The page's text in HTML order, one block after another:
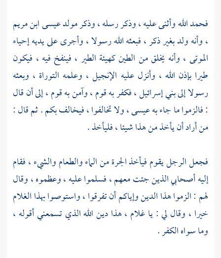
فحمد الله وأثنى عليه ، وذكر رسله ، وذكر مولدعيسى ابن مريم
، وأنه ولد بغير ذكر ، فبعثه الله رسولا ، وأجرى على يديه إحياء
الموتى ، وأنه يخلق من الطين كهيئة الطير ، فينفخ فيه ، فيكون
طيرا بإذن الله ، وأنزل عليه الإنجيل ، وعلمه التوراة ، وبعثه
رسولا إلىبني إسرائيل، فكفر به قوم ، وآمن به قوم ، إلى أن قال
: فالزموا ما جاء بهعيسى، ولا تخالفوا ، فيخالف بكم . ثم قال :
من أراد أن يأخذ من هذا شيئا ، فليأخذ .
فجعل الرجل يقوم فيأخذ الجرة من الماء والطعام والشيء ، فقام
إليه أصحابي الذين جئت معهم ، فسلموا عليه ، وعظموه ، وقال
لهم : الزموا هذا الدين وإياكم أن تفرقوا ، واستوصوا بهذا الغلام
خيرا ، وقال لي : يا غلام ، هذا دين الله الذي تسمعني أقوله ،
وما سواه الكفر .